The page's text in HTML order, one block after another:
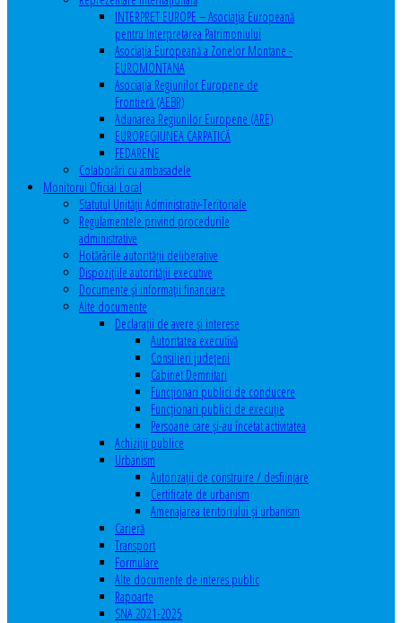
INTERPRET EUROPE – Asociația Europeană
pentru Interpretarea Patrimoniului
Asociația Europeană a Zonelor Montane -
EUROMONTANA
Asociația Regiunilor Europene de
Frontieră (AEBR)
Adunarea Regiunilor Europene (ARE)
EUROREGIUNEA CARPATICĂ
FEDARENE
Colaborări cu ambasadele
Monitorul Oficial Local
Statutul Unităţii Administrativ-Teritoriale
Regulamentele privind procedurile
administrative
Hotărârile autorităţii deliberative
Dispoziţiile autorităţii executive
Documente şi informaţii financiare
Alte documente
Declaraţii de avere şi interese
Autoritatea executivă
Consilieri judeţeni
Cabinet Demnitari
Funcţionari publici de conducere
Funcționari publici de execuție
Persoane care şi-au încetat activitatea
Achiziţii publice
Urbanism
Autorizații de construire / desființare
Certificate de urbanism
Amenajarea teritoriului şi urbanism
Carieră
Transport
Formulare
Alte documente de interes public
Rapoarte
SNA 2021-2025